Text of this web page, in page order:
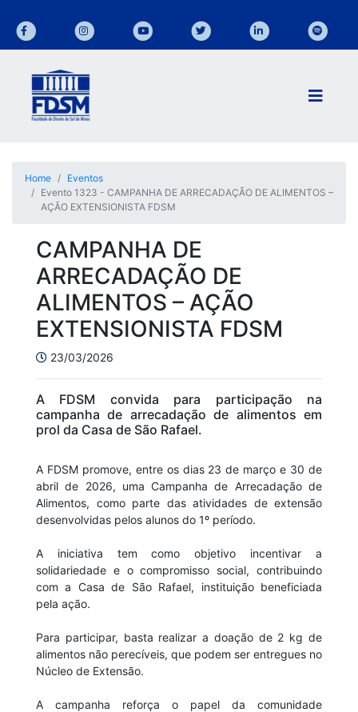
Home
Eventos
Evento 1323 - CAMPANHA DE ARRECADAÇÃO DE ALIMENTOS –
AÇÃO EXTENSIONISTA FDSM
CAMPANHA DE
ARRECADAÇÃO DE
ALIMENTOS – AÇÃO
EXTENSIONISTA FDSM
23/03/2026
A FDSM convida para participação na
campanha de arrecadação de alimentos em
prol da Casa de São Rafael.
A FDSM promove, entre os dias 23 de março e 30 de
abril de 2026, uma Campanha de Arrecadação de
Alimentos, como parte das atividades de extensão
desenvolvidas pelos alunos do 1º período.
A iniciativa tem como objetivo incentivar a
solidariedade e o compromisso social, contribuindo
com a Casa de São Rafael, instituição beneficiada
pela ação.
Para participar, basta realizar a doação de 2 kg de
alimentos não perecíveis, que podem ser entregues no
Núcleo de Extensão.
A campanha reforça o papel da comunidade